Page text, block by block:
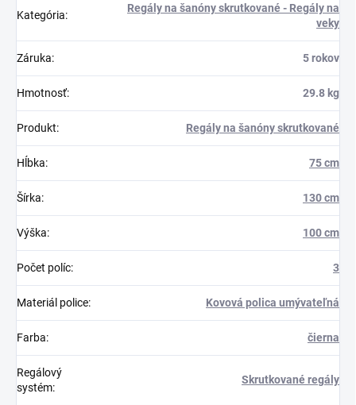
Kategória:
Regály na šanóny skrutkované - Regály na
veky
Záruka: 5 rokov
Hmotnosť: 29.8 kg
Produkt: Regály na šanóny skrutkované
Hĺbka: 75 cm
Šírka: 130 cm
Výška: 100 cm
Počet políc: 3
Materiál police: Kovová polica umývateľná
Farba: čierna
Regálový
systém:
Skrutkované regály